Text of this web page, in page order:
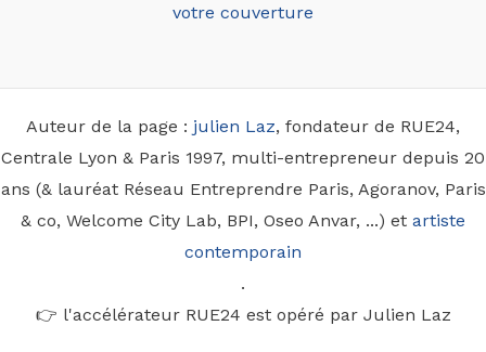
votre couverture
Auteur de la page : julien Laz, fondateur de RUE24,
Centrale Lyon & Paris 1997, multi-entrepreneur depuis 20
ans (& lauréat Réseau Entreprendre Paris, Agoranov, Paris
& co, Welcome City Lab, BPI, Oseo Anvar, ...) et artiste
contemporain
.
👉 l'accélérateur RUE24 est opéré par Julien Laz